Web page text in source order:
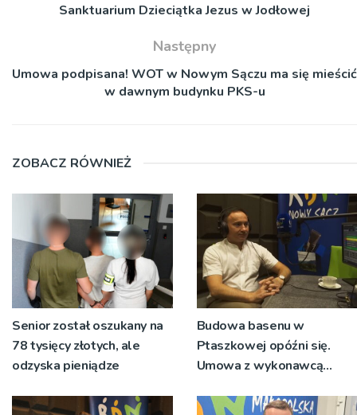
Sanktuarium Dzieciątka Jezus w Jodłowej
Następny
Umowa podpisana! WOT w Nowym Sączu ma się mieścić
w dawnym budynku PKS-u
ZOBACZ RÓWNIEŻ
Senior został oszukany na
78 tysięcy złotych, ale
odzyska pieniądze
Budowa basenu w
Ptaszkowej opóźni się.
Umowa z wykonawcą
nie zostanie podpisana